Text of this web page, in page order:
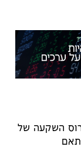
השקעה של
בהתאם